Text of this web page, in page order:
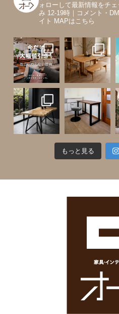
ォローして最新情報をチェ
み 12-19時｜コメント・
イト MAPはこちら
もっと見る